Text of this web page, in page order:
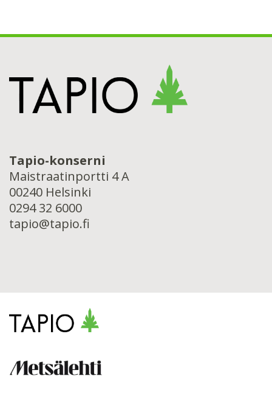
Tapio-konserni
Maistraatinportti 4 A
00240 Helsinki
0294 32 6000
tapio@tapio.fi